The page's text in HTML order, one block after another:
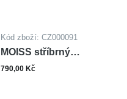
Kód zboží: CZ000091
MOISS stříbrný
přívěsek SRDCE
790,00 Kč